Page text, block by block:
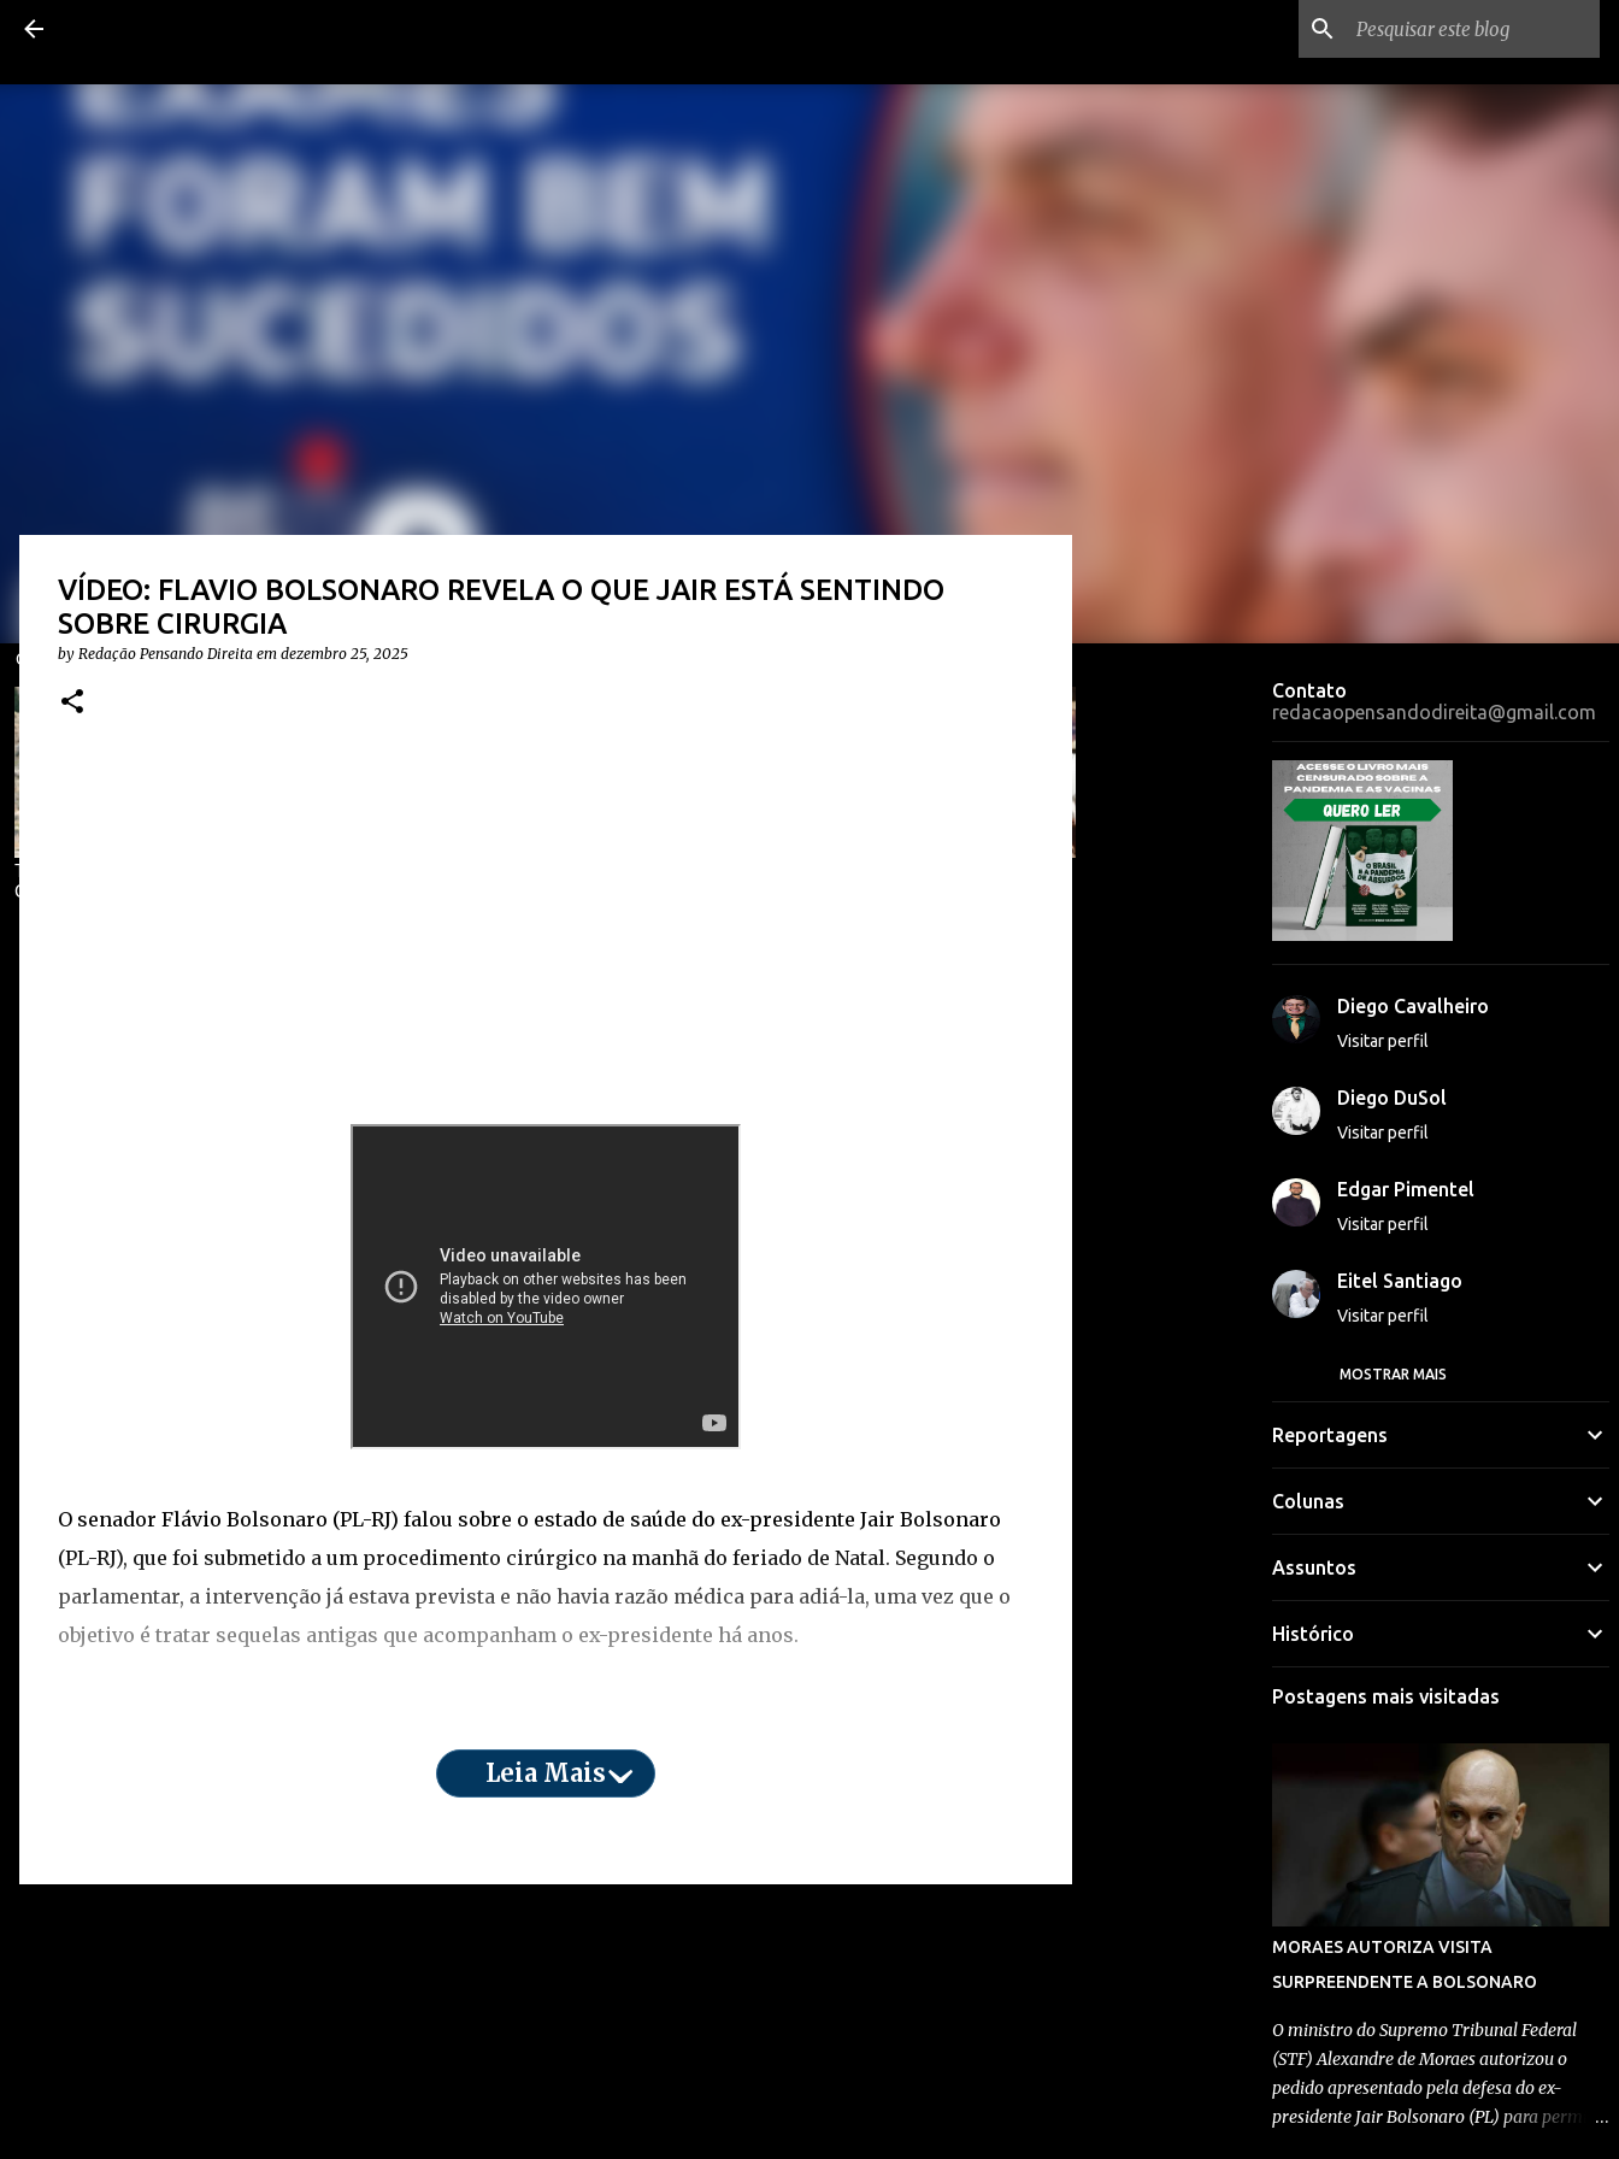
VÍDEO: FLAVIO BOLSONARO REVELA O QUE JAIR ESTÁ SENTINDO
SOBRE CIRURGIA
by Redação Pensando Direita em dezembro 25, 2025
O senador Flávio Bolsonaro (PL-RJ) falou sobre o estado de saúde do ex-presidente Jair Bolsonaro
(PL-RJ), que foi submetido a um procedimento cirúrgico na manhã do feriado de Natal. Segundo o
parlamentar, a intervenção já estava prevista e não havia razão médica para adiá-la, uma vez que o
objetivo é tratar sequelas antigas que acompanham o ex-presidente há anos.
De acordo com Flávio, a decisão pela cirurgia levou em conta avaliações médicas detalhadas
realizadas nos dias anteriores. O senador explicou que o quadro clínico de Bolsonaro permitia a
Leia Mais
Contato
redacaopensandodireita@gmail.com
Diego Cavalheiro
Visitar perfil
Diego DuSol
Visitar perfil
Edgar Pimentel
Visitar perfil
Eitel Santiago
Visitar perfil
Georgina Luna
Gláucio Vinicius
Visitar perfil
Hipólito Lima
Visitar perfil
Visitar perfil
Morgana Macena
Visitar perfil
Rafael Durand
Visitar perfil
Rafael Paes
Redação Pensando Direita
Visitar perfil
Redação Pensando Direita
MOSTRAR MAIS
Reportagens
Colunas
Assuntos
Histórico
Postagens mais visitadas
MORAES AUTORIZA VISITA
SURPREENDENTE A BOLSONARO
O ministro do Supremo Tribunal Federal
(STF) Alexandre de Moraes autorizou o
pedido apresentado pela defesa do ex-
presidente Jair Bolsonaro (PL) para permitir